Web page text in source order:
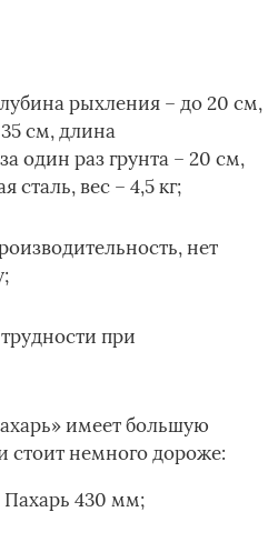
рыхления – до 20 см,
см, длина
один раз грунта – 20 см,
сталь, вес – 4,5 кг;
нет
при
имеет большую
немного дороже:
430 мм;